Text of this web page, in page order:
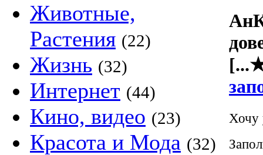
Животные,
Растения (22)
Жизнь (32)
Интернет (44)
Кино, видео (23)
Красота и Мода (32)
Хочу